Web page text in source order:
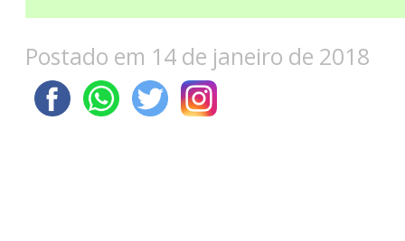
Postado em 14 de janeiro de 2018